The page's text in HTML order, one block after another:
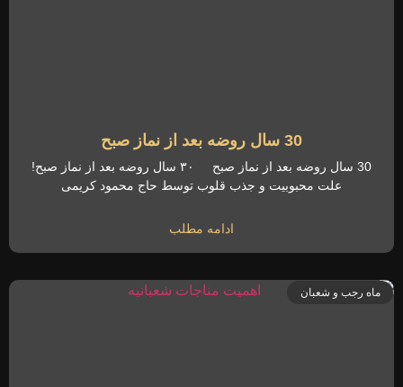
30 سال روضه بعد از نماز صبح
30 سال روضه بعد از نماز صبح ۳۰ سال روضه بعد از نماز صبح!
علت محبوبیت و جذب قلوب توسط حاج محمود کریمی
ادامه مطلب
ماه رجب و شعبان